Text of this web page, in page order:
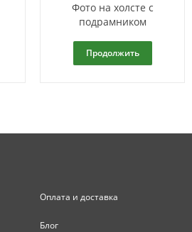
Фото на холсте с
подрамником
Продолжить
Оплата и доставка
Блог